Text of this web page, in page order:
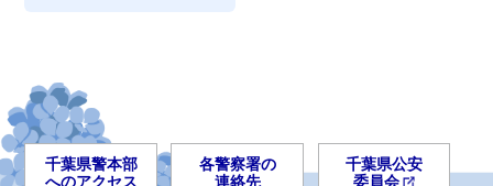
千葉県警本部
へのアクセス
各警察署の
連絡先
千葉県公安
委員会